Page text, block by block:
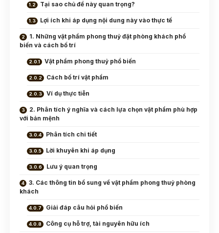
Tại sao chủ đề này quan trọng?
Lợi ích khi áp dụng nội dung này vào thực tế
1. Những vật phẩm phong thuỷ đặt phòng khách phổ
biến và cách bố trí
Vật phẩm phong thuỷ phổ biến
Cách bố trí vật phẩm
Ví dụ thực tiễn
2. Phân tích ý nghĩa và cách lựa chọn vật phẩm phù hợp
với bản mệnh
Phân tích chi tiết
Lời khuyên khi áp dụng
Lưu ý quan trọng
3. Các thông tin bổ sung về vật phẩm phong thuỷ phòng
khách
Giải đáp câu hỏi phổ biến
Công cụ hỗ trợ, tài nguyên hữu ích